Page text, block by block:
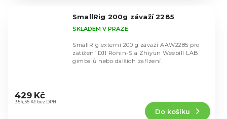
SmallRig 200g závaží 2285
hodnocení
produktu
SKLADEM V PRAZE
354,55 Kč bez DPH
429 Kč
Do košíku
SmallRig externí 200 g závaží AAW2285 pro
zatížení DJI Ronin-S a Zhiyun Weebill LAB
gimbalů nebo dalších zařízení.